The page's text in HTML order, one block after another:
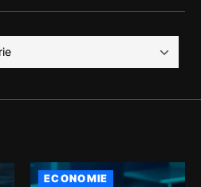
ECONOMIE